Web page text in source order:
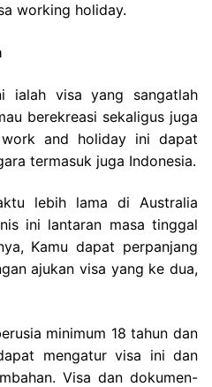
working holiday.
ialah visa yang sangatlah
berekreasi sekaligus juga
and holiday ini dapat
termasuk juga Indonesia.
lebih lama di Australia
ini lantaran masa tinggal
Kamu dapat perpanjang
ajukan visa yang ke dua,
minimum 18 tahun dan
mengatur visa ini dan
Visa dan dokumen-